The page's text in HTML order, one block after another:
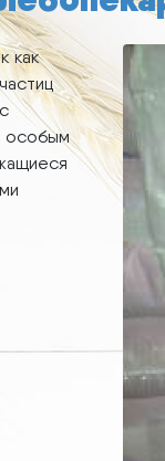
как
особым